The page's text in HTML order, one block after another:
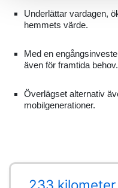
Underlättar vardagen,
hemmets värde.
Med en
även för framtida behov.
Överlägset alternativ
mobilgenerationer.
233